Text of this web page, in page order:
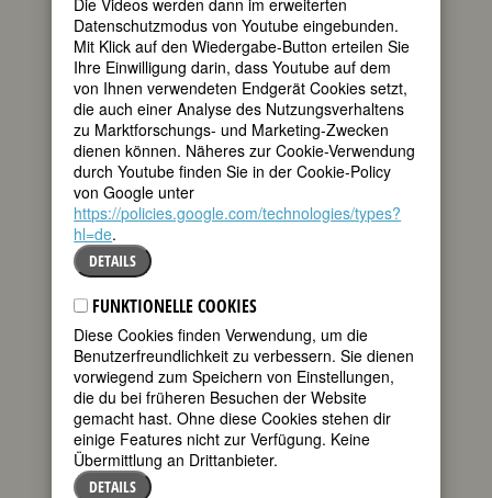
Es geht nicht darum, daß die Frauen
noch mehr Leistungen zu erbringen
haben, sondern vielmehr darum, daß
die Leistungen von Frauen endlich
sichtbar gemacht, wahrgenommen und
erinnert werden. (Rita Süssmuth in einer
Rede zur Eröffnung der Ausstellung
"Politeia" im Bonner Frauen–Museum
am 9. November 1998)
Frauenemanzipation ist ohne genaue
Kenntnis der Frauengeschichte nicht
möglich. (Gerda Lerner)
Was wir hier stolz präsentieren, ist das
erste Lexikon bedeutender Frauen aller
Epochen und Länder auf dem heutigen
Stand der Forschung in deutscher
Sprache.
Gibt es nicht schon genug
Frauenbücher? Wozu denn nun noch
ein frauenbiographisches Lexikon?
Die Videos werden dann im erweiterten
Datenschutzmodus von Youtube eingebunden.
Mit Klick auf den Wiedergabe-Button erteilen Sie
Ihre Einwilligung darin, dass Youtube auf dem
von Ihnen verwendeten Endgerät Cookies setzt,
die auch einer Analyse des Nutzungsverhaltens
zu Marktforschungs- und Marketing-Zwecken
dienen können. Näheres zur Cookie-Verwendung
durch Youtube finden Sie in der Cookie-Policy
von Google unter
https://policies.google.com/technologies/types?
hl=de.
DETAILS
FUNKTIONELLE COOKIES
Diese Cookies finden Verwendung, um die
Benutzerfreundlichkeit zu verbessern. Sie dienen
vorwiegend zum Speichern von Einstellungen,
die du bei früheren Besuchen der Website
gemacht hast. Ohne diese Cookies stehen dir
einige Features nicht zur Verfügung. Keine
Übermittlung an Drittanbieter.
DETAILS